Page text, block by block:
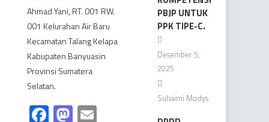
Ahmad Yani, RT. 001 RW.
001 Kelurahan Air Baru
Kecamatan Talang Kelapa
Kabupaten Banyuasin
Provinsi Sumatera
Selatan.
Facebook
Mastodon
PBJP UNTUK
PPK TIPE-C.
Desember 5,
2025
Suhaimi Modys